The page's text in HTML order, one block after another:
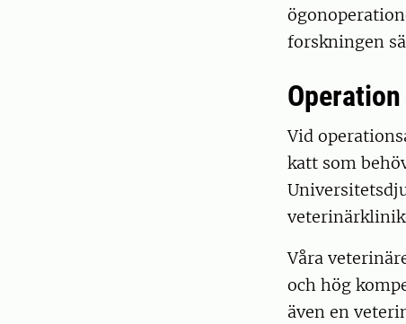
forskningen
Vid
katt som
Våra
och hög
även en